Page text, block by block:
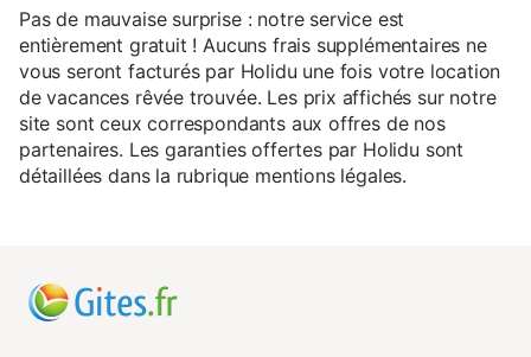
Pas de mauvaise surprise : notre service est
entièrement gratuit ! Aucuns frais supplémentaires ne
vous seront facturés par Holidu une fois votre location
de vacances rêvée trouvée. Les prix affichés sur notre
site sont ceux correspondants aux offres de nos
partenaires. Les garanties offertes par Holidu sont
détaillées dans la rubrique mentions légales.